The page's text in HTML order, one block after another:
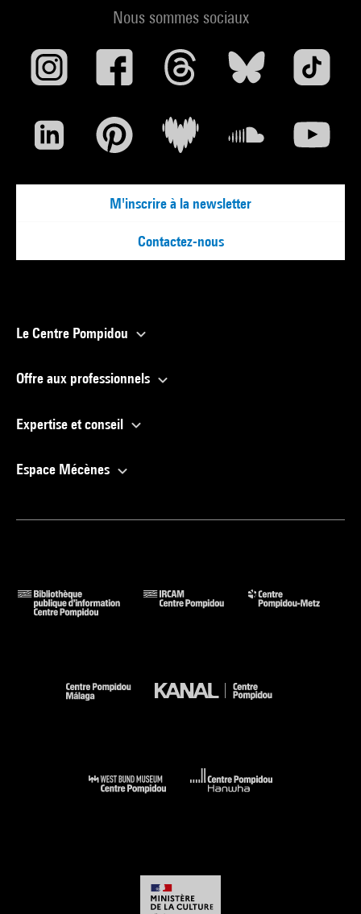
Nous sommes sociaux
M'inscrire à la newsletter
Contactez-nous
Le Centre Pompidou
Offre aux professionnels
Expertise et conseil
Espace Mécènes